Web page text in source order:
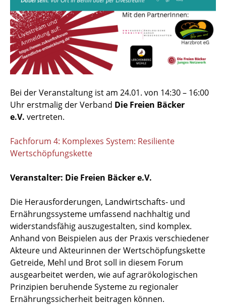
Bei der Veranstaltung ist am 24.01. von 14:30 – 16:00
Uhr erstmalig der Verband Die Freien Bäcker
e.V. vertreten.
Fachforum 4: Komplexes System: Resiliente
Wertschöpfungskette
Veranstalter: Die Freien Bäcker e.V.
Die Herausforderungen, Landwirtschafts- und
Ernährungssysteme umfassend nachhaltig und
widerstandsfähig auszugestalten, sind komplex.
Anhand von Beispielen aus der Praxis verschiedener
Akteure und Akteurinnen der Wertschöpfungskette
Getreide, Mehl und Brot soll in diesem Forum
ausgearbeitet werden, wie auf agrarökologischen
Prinzipien beruhende Systeme zu regionaler
Ernährungssicherheit beitragen können.